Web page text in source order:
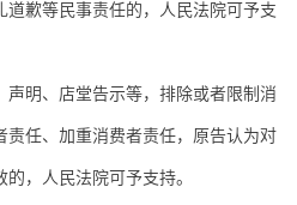
道歉等民事责任的，人民法院可予支
明、店堂告示等，排除或者限制消
责任、加重消费者责任，原告认为对
，人民法院可予支持。